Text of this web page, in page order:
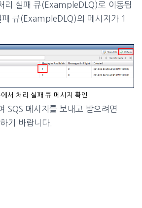
리 실패 큐(ExampleDLQ)로 이동됩
패 큐(ExampleDLQ)의 메시지가 1
서 처리 실패 큐 메시지 확인
SQS 메시지를 보내고 받으려면
기 바랍니다.